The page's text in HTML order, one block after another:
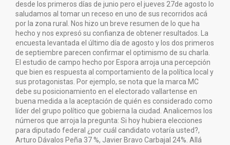
desde los primeros días de junio pero el jueves 27de agosto lo
saludamos al tomar un receso en uno de sus recorridos acá
por la zona rural. Nos hizo un breve resumen de lo que ha
hecho y nos expresó su confianza de obtener resultados. La
encuesta levantada el último día de agosto y los dos primeros
de septiembre parecen confirmar el optimismo de su charla.
El estudio de campo hecho por Espora arroja una percepción
que bien es respuesta al comportamiento de la política local y
sus protagonistas. Por ejemplo, se nota que la marca MC
debe su posicionamiento en el electorado vallartense en
buena medida a la aceptación de quién es considerado como
líder del grupo político que gobierna la ciudad. Analicemos los
números que arroja la pregunta: Si hoy hubiera elecciones
para diputado federal ¿por cuál candidato votaría usted?,
Arturo Dávalos Peña 37 %, Javier Bravo Carbajal 24%. Allá